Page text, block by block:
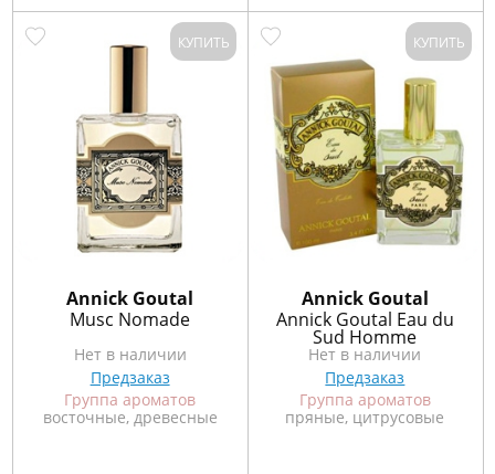
КУПИТЬ
Annick Goutal
Musc Nomade
Нет в наличии
Предзаказ
Группа ароматов
восточные, древесные
КУПИТЬ
Annick Goutal
Annick Goutal Eau du
Sud Homme
Нет в наличии
Предзаказ
Группа ароматов
пряные, цитрусовые